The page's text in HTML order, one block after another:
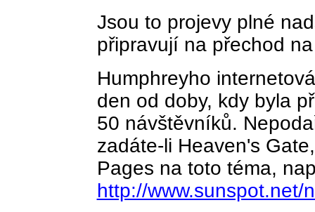
Jsou to projevy plné
připravují na přechod
Humphreyho
den od doby, kdy byla
50 návštěvníků.
zadáte-li Heaven's
Pages na toto téma,
http://www.sunspot.net/